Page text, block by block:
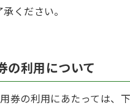
ください。
の利用について
の利用にあたっては、